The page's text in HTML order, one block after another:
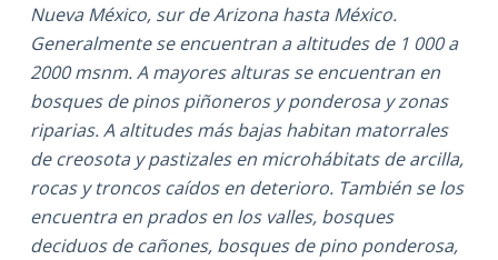
Nueva México, sur de Arizona hasta México.
Generalmente se encuentran a altitudes de 1 000 a
2000 msnm. A mayores alturas se encuentran en
bosques de pinos piñoneros y ponderosa y zonas
riparias. A altitudes más bajas habitan matorrales
de creosota y pastizales en microhábitats de arcilla,
rocas y troncos caídos en deterioro.​ También se los
encuentra en prados en los valles, bosques
deciduos de cañones, bosques de pino ponderosa,